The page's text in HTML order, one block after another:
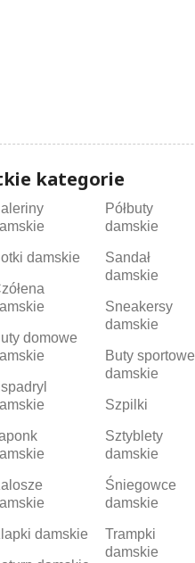
kategorie
damskie
domowe
damskie
Półbuty
damskie
Sandał
damskie
Sneakersy
damskie
Buty sportowe
damskie
Szpilki
Sztyblety
damskie
Śniegowce
damskie
Trampki
damskie